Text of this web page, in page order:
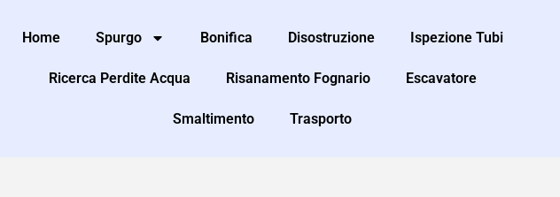
Home Spurgo Bonifica Disostruzione Ispezione Tubi
Ricerca Perdite Acqua Risanamento Fognario Escavatore
Smaltimento Trasporto